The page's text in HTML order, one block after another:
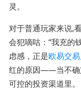
灵。
对于普通玩家来说,
会犯嘀咕：“我充的
虑感，正是欧易交
红的原因——当不确
可控的投资渠道里。